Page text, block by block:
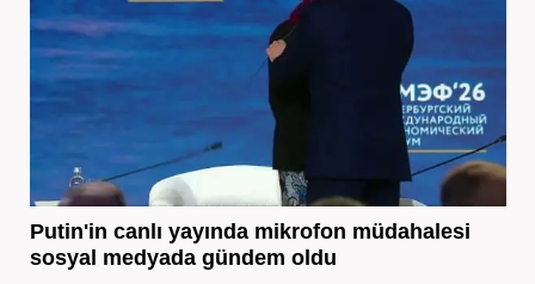
Putin'in canlı yayında mikrofon müdahalesi
sosyal medyada gündem oldu